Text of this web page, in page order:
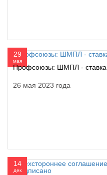
29
мая
Профсоюзы: ШМПЛ - ставка
26 мая 2023 года
14
дек